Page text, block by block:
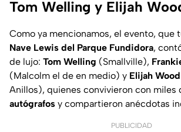
Tom Welling y Elijah
Como ya mencionamos, el evento, que
Nave Lewis del Parque Fundidora,
de lujo: Tom Welling (Smallville),
(Malcolm el de en medio) y Elijah Wood
Anillos), quienes convivieron con miles
autógrafos y compartieron anécdotas
PUBLICIDAD